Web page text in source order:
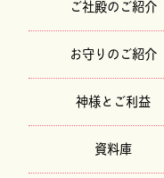
ご社殿のご紹介
お守りのご紹介
神様とご利益
資料庫